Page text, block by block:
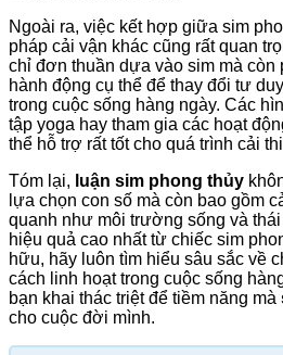
Ngoài ra, việc kết hợp giữa sim
pháp cải vận khác cũng rất quan
chỉ đơn thuần dựa vào sim mà
hành động cụ thể để thay đổi tư
trong cuộc sống hàng ngày. Các
tập yoga hay tham gia các hoạt
thể hỗ trợ rất tốt cho quá trình cải
Tóm lại, luận sim phong thủy
lựa chọn con số mà còn bao gồm
quanh như môi trường sống và
hiệu quả cao nhất từ chiếc sim
hữu, hãy luôn tìm hiểu sâu sắc về
cách linh hoạt trong cuộc sống
bạn khai thác triệt để tiềm năng mà
cho cuộc đời mình.